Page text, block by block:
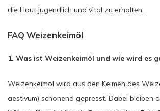
die Haut jugendlich und vital zu erhalten.
FAQ Weizenkeimöl
1. Was ist Weizenkeimöl und wie wird es
Weizenkeimöl wird aus den Keimen des
aestivum) schonend gepresst. Dabei bleiben